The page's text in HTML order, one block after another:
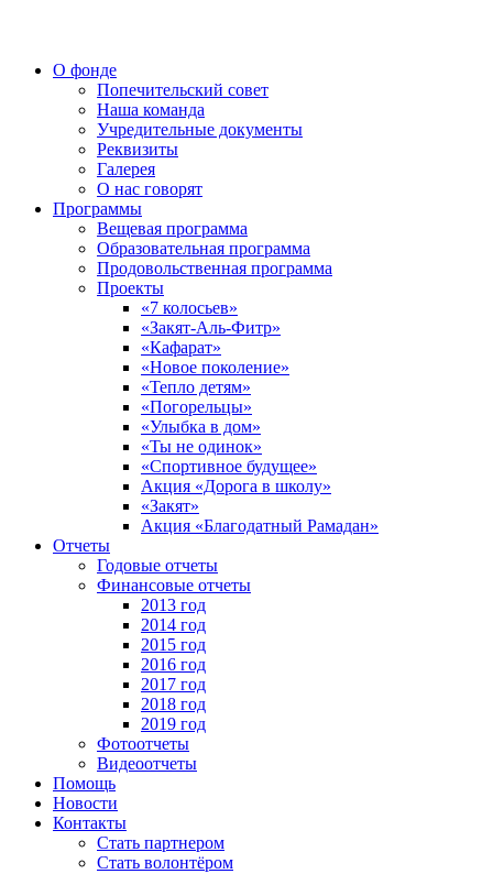
О фонде
Попечительский совет
Наша команда
Учредительные документы
Реквизиты
Галерея
О нас говорят
Программы
Вещевая программа
Образовательная программа
Продовольственная программа
Проекты
«7 колосьев»
«Закят-Аль-Фитр»
«Кафарат»
«Новое поколение»
«Тепло детям»
«Погорельцы»
«Улыбка в дом»
«Ты не одинок»
«Спортивное будущее»
Акция «Дорога в школу»
«Закят»
Акция «Благодатный Рамадан»
Отчеты
Годовые отчеты
Финансовые отчеты
2013 год
2014 год
2015 год
2016 год
2017 год
2018 год
2019 год
Фотоотчеты
Видеоотчеты
Помощь
Новости
Контакты
Стать партнером
Стать волонтёром